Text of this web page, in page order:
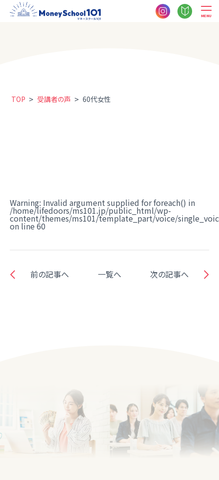
MENU
TOP > 受講者の声 > 60代女性
Warning: Invalid argument supplied for foreach() in
/home/lifedoors/ms101.jp/public_html/wp-
content/themes/ms101/template_part/voice/
on line 60
前の記事へ 一覧へ 次の記事へ